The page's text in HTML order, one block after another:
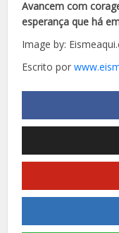
Avancem com
esperança que há
Image by:
Escrito por